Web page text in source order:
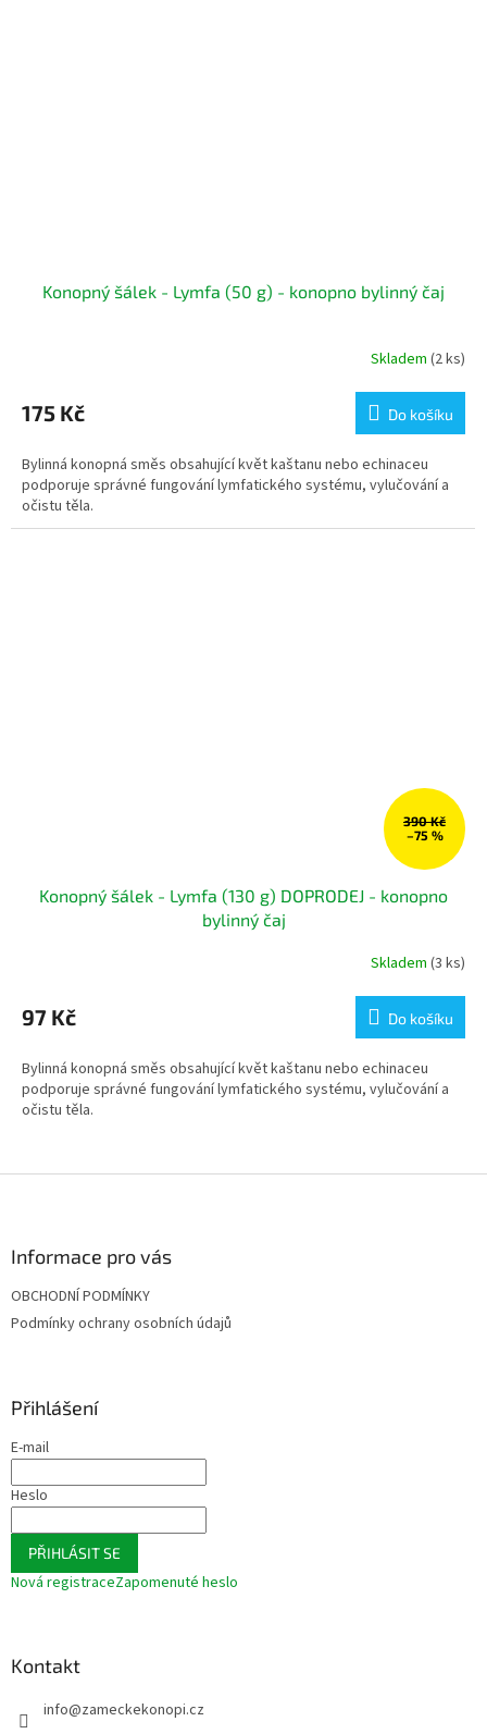
Konopný šálek - Lymfa (50 g) - konopno bylinný čaj
Skladem (2 ks)
175 Kč Do košíku
Bylinná konopná směs obsahující květ kaštanu nebo echinaceu
podporuje správné fungování lymfatického systému, vylučování a
očistu těla.
390 Kč
–75 %
Konopný šálek - Lymfa (130 g) DOPRODEJ - konopno
bylinný čaj
Skladem (3 ks)
97 Kč Do košíku
Bylinná konopná směs obsahující květ kaštanu nebo echinaceu
podporuje správné fungování lymfatického systému, vylučování a
očistu těla.
Informace pro vás
OBCHODNÍ PODMÍNKY
Podmínky ochrany osobních údajů
Přihlášení
E-mail
Heslo
PŘIHLÁSIT SE
Nová registraceZapomenuté heslo
Kontakt
info@zameckekonopi.cz